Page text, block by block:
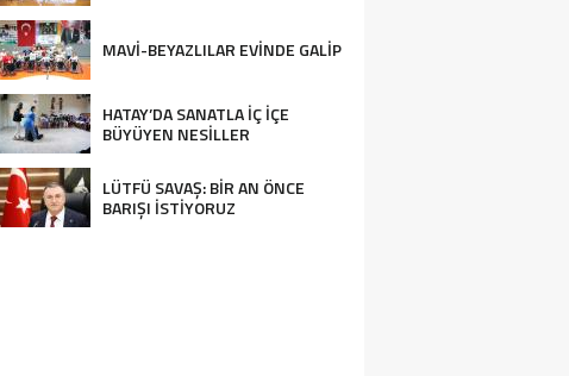
MAVİ-BEYAZLILAR EVİNDE GALİP
HATAY’DA SANATLA İÇ İÇE
BÜYÜYEN NESİLLER
LÜTFÜ SAVAŞ: BİR AN ÖNCE
BARIŞI İSTİYORUZ